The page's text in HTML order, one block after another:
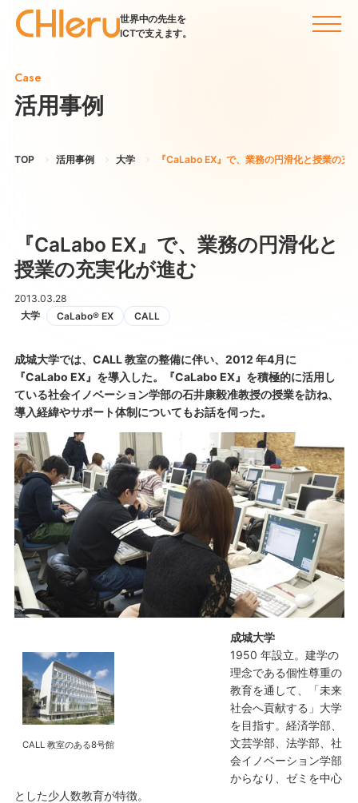
世界中の先生を
ICTで支えます。
Case
活用事例
TOP 活用事例 大学 『CaLabo EX』で、業務の円滑化と授業の充
『CaLabo EX』で、業務の円滑化と
授業の充実化が進む
2013.03.28
大学
CaLabo® EX CALL
成城大学では、CALL 教室の整備に伴い、2012 年4月に
『CaLabo EX』を導入した。『CaLabo EX』を積極的に活用し
ている社会イノベーション学部の石井康毅准教授の授業を訪ね、
導入経緯やサポート体制についてもお話を伺った。
CALL 教室のある8号館
成城大学
1950 年設立。建学の
理念である個性尊重の
教育を通して、「未来
社会へ貢献する」大学
を目指す。経済学部、
文芸学部、法学部、社
会イノベーション学部
からなり、ゼミを中心
とした少人数教育が特徴。